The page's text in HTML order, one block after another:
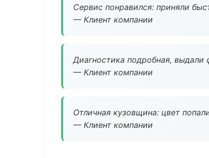
Сервис понравился: приняли
— Клиент компании
Диагностика подробная, выдали
— Клиент компании
Отличная кузовщина: цвет
— Клиент компании